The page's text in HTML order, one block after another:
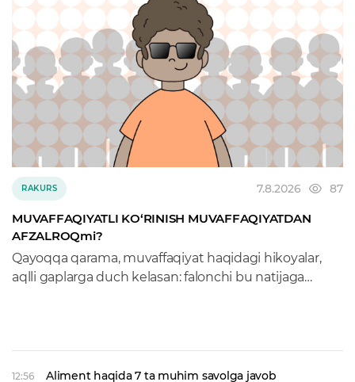
RAKURS 7.8.2026 87
MUVAFFAQIYATLI KO‘RINISH MUVAFFAQIYATDAN
AFZALROQmi?
Qayoqqa qarama, muvaffaqiyat haqidagi hikoyalar,
aqlli gaplarga duch kelasan: falonchi bu natijaga
12:56 Aliment haqida 7 ta muhim savolga javob